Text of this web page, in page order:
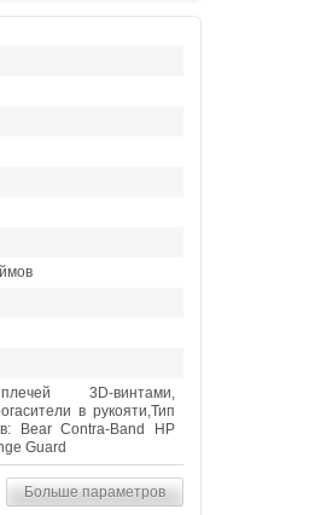
3D-винтами,
в рукояти,Тип
Bear Contra-Band HP
Guard
Больше параметров